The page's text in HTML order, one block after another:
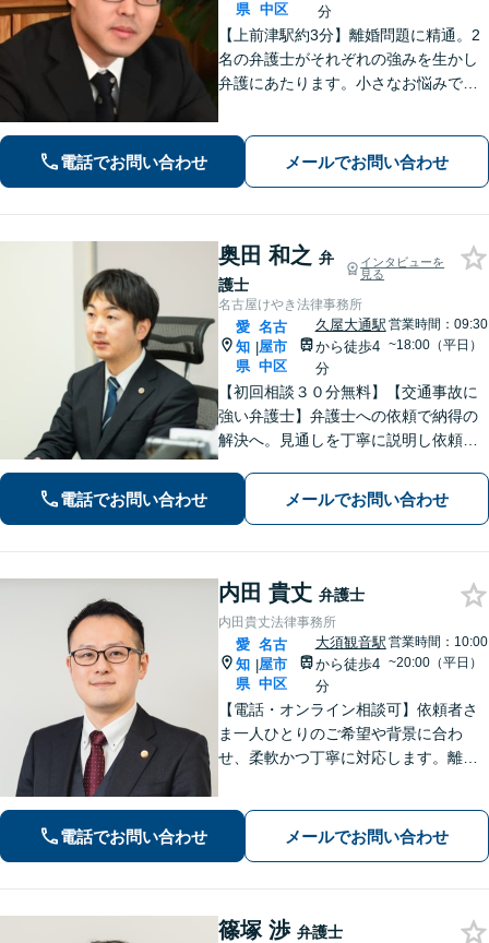
県 中区
分
【上前津駅約3分】離婚問題に精通。2
名の弁護士がそれぞれの強みを生かし
弁護にあたります。小さなお悩みで
イスを行います！【初回相談無料】
電話でお問い合わせ メールでお問い合わせ
奥田 和之 弁
護士
インタビューを
見る
名古屋けやき法律事務所
愛
知
県
|
名古
屋市
中区
久屋大通駅
から徒歩4
分
営業時間：09:30
~18:00（平日）
【初回相談３０分無料】【交通事故に
強い弁護士】弁護士への依頼で納得の
解決へ。見通しを丁寧に説明し依頼者
ーネット問題】【久屋大通駅徒歩4分】
電話でお問い合わせ メールでお問い合わせ
内田 貴丈 弁護士
内田貴丈法律事務所
愛
知
県
|
名古
屋市
中区
大須観音駅
から徒歩4
分
営業時間：10:00
~20:00（平日）
【電話・オンライン相談可】依頼者さ
ま一人ひとりのご希望や背景に合わ
せ、柔軟かつ丁寧に対応します。離
たします。ご相談ください。【大須観
音駅4分】
電話でお問い合わせ メールでお問い合わせ
篠塚 渉 弁護士